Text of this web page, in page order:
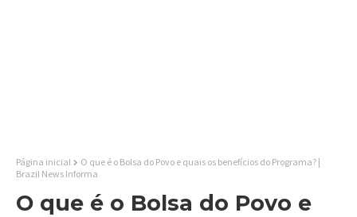
Página inicial
O que é o Bolsa do Povo e quais os benefícios do Programa? |
Brazil News Informa
O que é o Bolsa do Povo e